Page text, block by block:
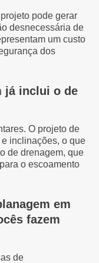
pode gerar
desnecessária de
um custo
dos
já inclui o de
O projeto de
inclinações, o que
de drenagem, que
o escoamento
em
fazem
de